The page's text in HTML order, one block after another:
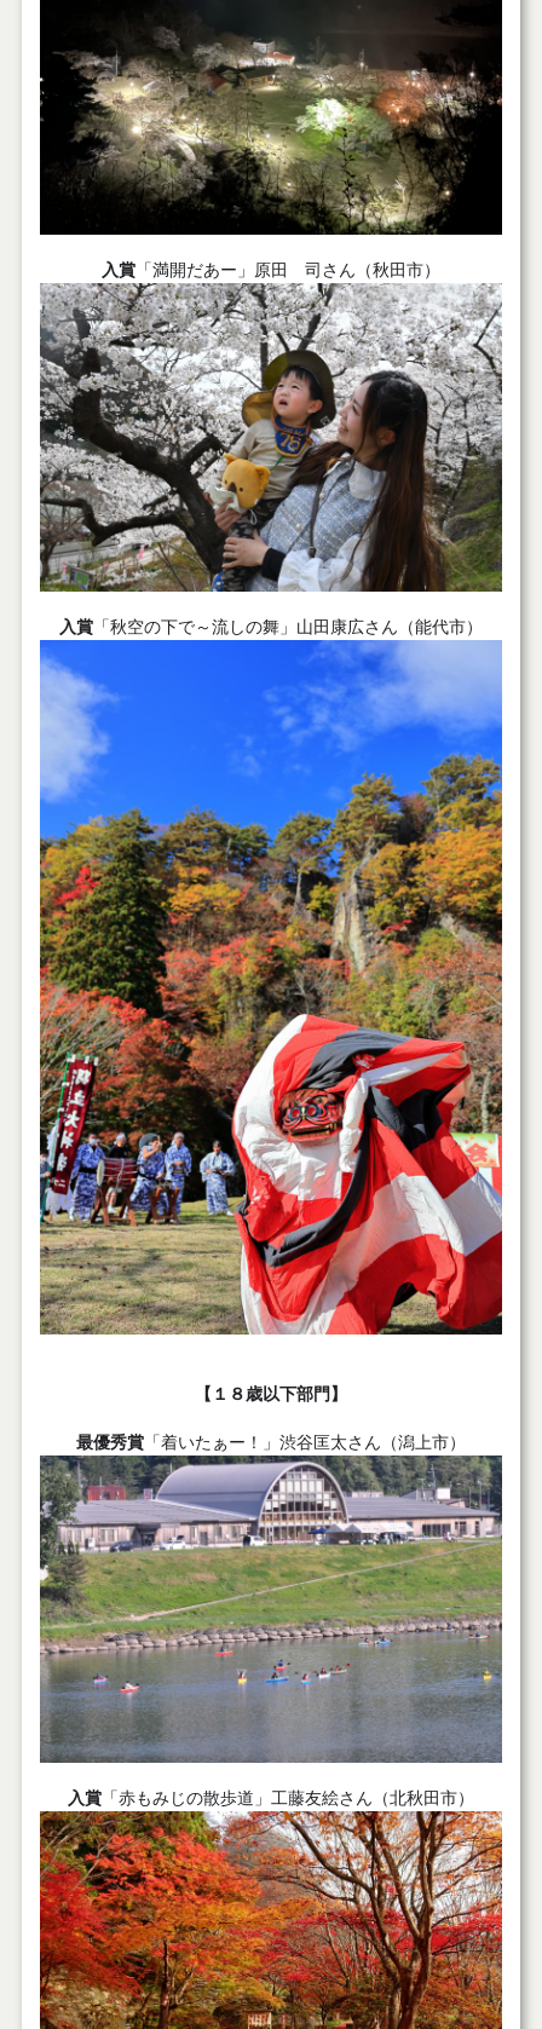
入賞「満開だあー」原田 司さん（秋田市）
入賞「秋空の下で～流しの舞」山田康広さん（能代市）
【１８歳以下部門】
最優秀賞「着いたぁー！」渋谷匡太さん（潟上市）
入賞「赤もみじの散歩道」工藤友絵さん（北秋田市）